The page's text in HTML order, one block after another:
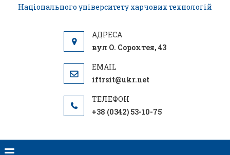
Національного університету харчових технологій
вул О. Сорохтея, 43
iftrsit@ukr.net
+38 (0342) 53-10-75